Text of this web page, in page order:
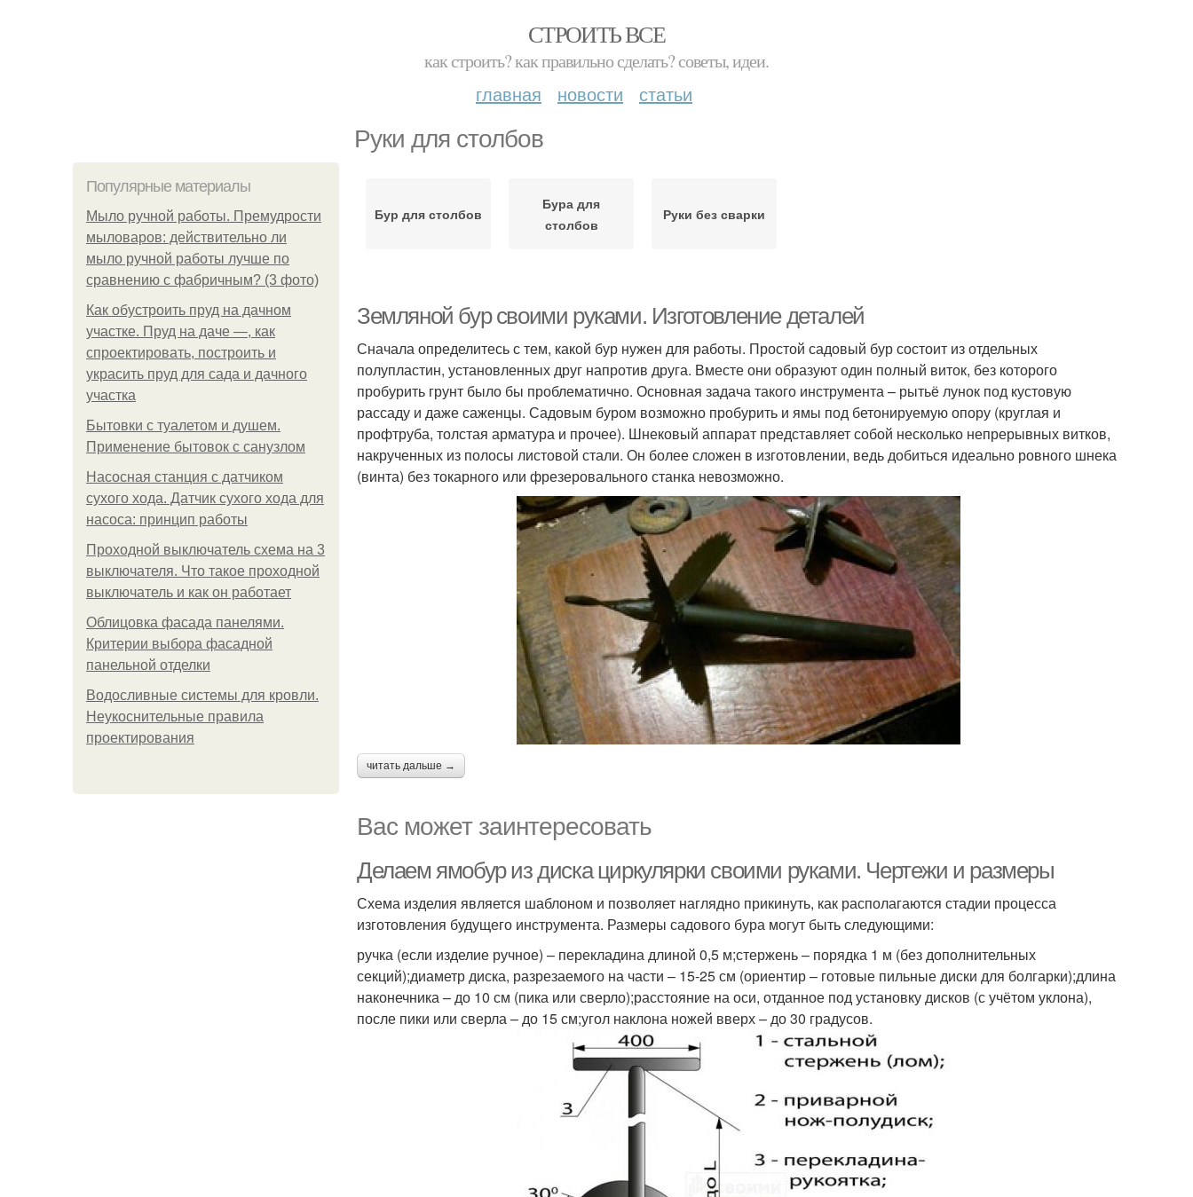
СТРОИТЬ ВСЕ
как строить? как правильно сделать? советы, идеи.
главная новости статьи
Руки для столбов
Популярные материалы
Мыло ручной работы. Премудрости
мыловаров: действительно ли
мыло ручной работы лучше по
сравнению с фабричным? (3 фото)
Как обустроить пруд на дачном
участке. Пруд на даче —, как
спроектировать, построить и
украсить пруд для сада и дачного
участка
Бытовки с туалетом и душем.
Применение бытовок с санузлом
Насосная станция с датчиком
сухого хода. Датчик сухого хода для
насоса: принцип работы
Проходной выключатель схема на 3
выключателя. Что такое проходной
выключатель и как он работает
Облицовка фасада панелями.
Критерии выбора фасадной
панельной отделки
Водосливные системы для кровли.
Неукоснительные правила
проектирования
Бур для столбов
Бура для
столбов
Руки без сварки
Земляной бур своими руками. Изготовление деталей
Сначала определитесь с тем, какой бур нужен для работы. Простой садовый бур состоит из отдельных
полупластин, установленных друг напротив друга. Вместе они образуют один полный виток, без которого
пробурить грунт было бы проблематично. Основная задача такого инструмента – рытьё лунок под кустовую
рассаду и даже саженцы. Садовым буром возможно пробурить и ямы под бетонируемую опору (круглая и
профтруба, толстая арматура и прочее). Шнековый аппарат представляет собой несколько непрерывных витков,
накрученных из полосы листовой стали. Он более сложен в изготовлении, ведь добиться идеально ровного шнека
(винта) без токарного или фрезеровального станка невозможно.
читать дальше →
Вас может заинтересовать
Делаем ямобур из диска циркулярки своими руками. Чертежи и размеры
Схема изделия является шаблоном и позволяет наглядно прикинуть, как располагаются стадии процесса
изготовления будущего инструмента. Размеры садового бура могут быть следующими:
ручка (если изделие ручное) – перекладина длиной 0,5 м;стержень – порядка 1 м (без дополнительных
секций);диаметр диска, разрезаемого на части – 15-25 см (ориентир – готовые пильные диски для болгарки);длина
наконечника – до 10 см (пика или сверло);расстояние на оси, отданное под установку дисков (с учётом уклона),
после пики или сверла – до 15 см;угол наклона ножей вверх – до 30 градусов.